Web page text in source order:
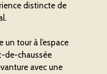
distincte de
un tour à l’espace
de-chaussée
avec une